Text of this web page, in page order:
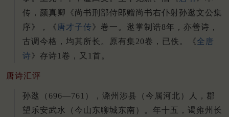
传，颜真卿《尚书刑部侍郎赠尚书右仆射孙逖文公集
序》，《 唐才子传》卷一。逖掌制诰8年，亦善诗，
古调今格，均其所长。原有集20卷，已佚。《全唐
诗》存诗1卷，又1首。
唐诗汇评
孙逖（696—761），潞州涉县（今属河北）人，郡
望乐安武水（今山东聊城东南）。年十五，谒雍州长